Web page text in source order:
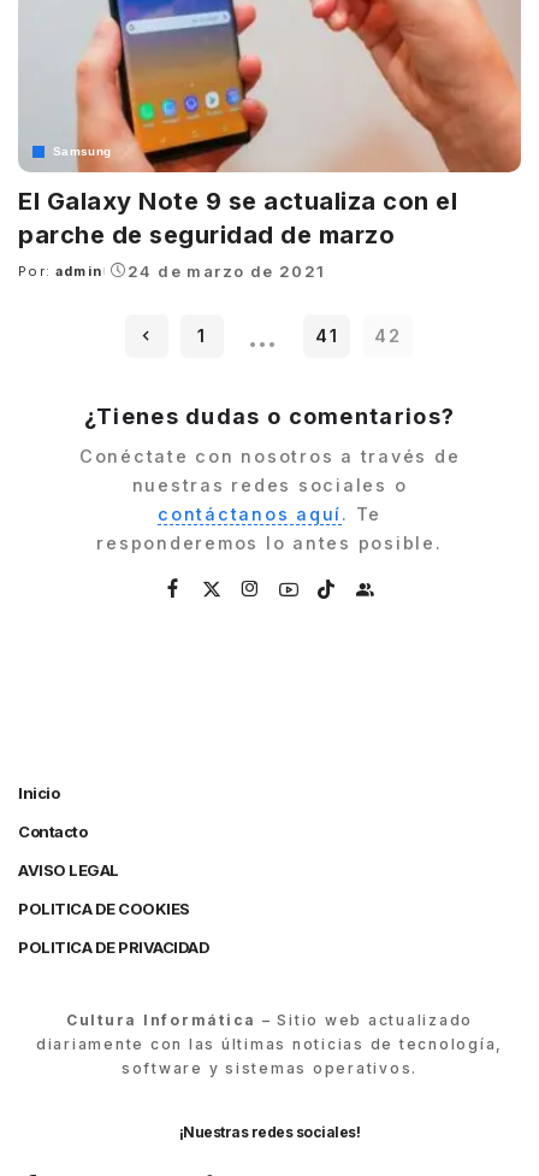
Samsung
El Galaxy Note 9 se actualiza con el
parche de seguridad de marzo
Posted
Por: admin 24 de marzo de 2021
1 … 41 42
¿Tienes dudas o comentarios?
Conéctate con nosotros a través de
nuestras redes sociales o
contáctanos aquí. Te
responderemos lo antes posible.
Inicio
Contacto
AVISO LEGAL
POLITICA DE COOKIES
POLITICA DE PRIVACIDAD
Cultura Informática – Sitio web actualizado
diariamente con las últimas noticias de tecnología,
software y sistemas operativos.
¡Nuestras redes sociales!